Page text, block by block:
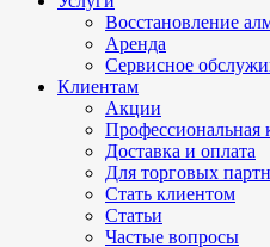
Восстановление
Аренда
Сервисное
Клиентам
Акции
Профессиональная
Доставка и оплата
Для торговых
Стать клиентом
Статьи
Частые вопросы